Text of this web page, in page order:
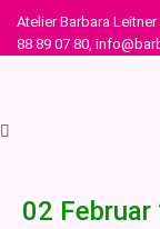
Atelier Barbara
88 89 07 80,
02 Februar